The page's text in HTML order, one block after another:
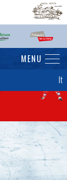
It
MENU